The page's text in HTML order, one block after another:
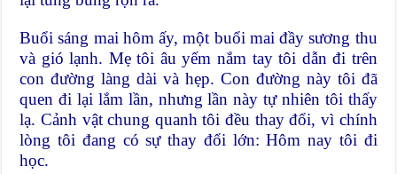
Buổi sáng mai hôm ấy, một buổi mai đầy sương thu
và gió lạnh. Mẹ tôi âu yếm nắm tay tôi dẫn đi trên
con đường làng dài và hẹp. Con đường này tôi đã
quen đi lại lắm lần, nhưng lần này tự nhiên tôi thấy
lạ. Cảnh vật chung quanh tôi đều thay đổi, vì chính
lòng tôi đang có sự thay đổi lớn: Hôm nay tôi đi
học.